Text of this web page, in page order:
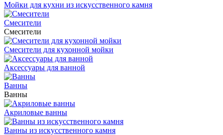
Мойки для кухни из искусственного камня
Смесители
Смесители
Смесители для кухонной мойки
Аксессуары для ванной
Ванны
Ванны
Акриловые ванны
Ванны из искусственного камня